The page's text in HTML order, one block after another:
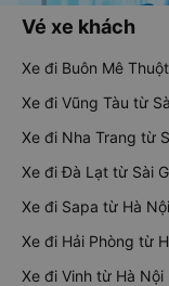
Vé xe khách
Xe đi Buôn Mê
Xe đi Vũng Tàu từ
Xe đi Nha Trang từ
Xe đi Đà Lạt từ Sài
Xe đi Sapa từ Hà Nội
Xe đi Hải Phòng từ
Xe đi Vinh từ Hà Nội